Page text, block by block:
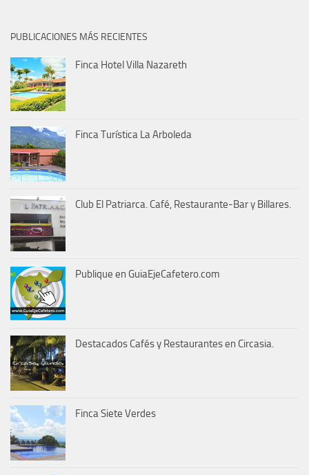
PUBLICACIONES MÁS RECIENTES
Finca Hotel Villa Nazareth
Finca Turística La Arboleda
Club El Patriarca. Café, Restaurante-Bar y Billares.
Publique en GuiaEjeCafetero.com
Destacados Cafés y Restaurantes en Circasia.
Finca Siete Verdes